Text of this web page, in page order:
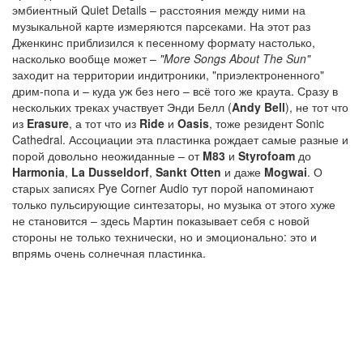
эмбиентный Quiet Details – расстояния между ними на
музыкальной карте измеряются парсеками. На этот раз
Дженкинс приблизился к песенному формату настолько,
насколько вообще может – "More Songs About The Sun"
заходит на территории индитроники, "приэлектроненного"
дрим-попа и – куда уж без него – всё того же краута. Сразу в
нескольких треках участвует Энди Белл (Andy Bell), не тот что
из Erasure, а тот что из Ride и Oasis, тоже резидент Sonic
Cathedral. Ассоциации эта пластинка рождает самые разные и
порой довольно неожиданные – от M83 и Styrofoam до
Harmonia, La Dusseldorf, Sankt Otten и даже Mogwai. О
старых записях Pye Corner Audio тут порой напоминают
только пульсирующие синтезаторы, но музыка от этого хуже
не становится – здесь Мартин показывает себя с новой
стороны не только технически, но и эмоционально: это и
впрямь очень солнечная пластинка.